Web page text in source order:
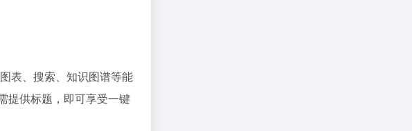
表、搜索、知识图谱等能
提供标题，即可享受一键